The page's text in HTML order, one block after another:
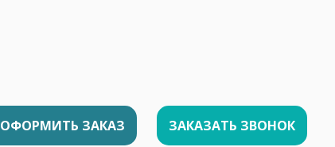
ЗАКАЗАТЬ ЗВОНОК
ОФОРМИТЬ ЗАКАЗ